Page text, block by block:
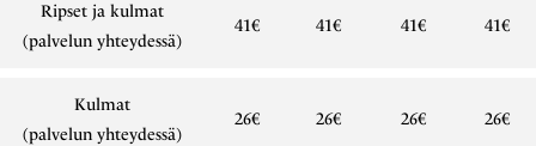
Ripset ja kulmat
(palvelun yhteydessä)
41€ 41€ 41€ 41€
Kulmat
(palvelun yhteydessä)
26€ 26€ 26€ 26€